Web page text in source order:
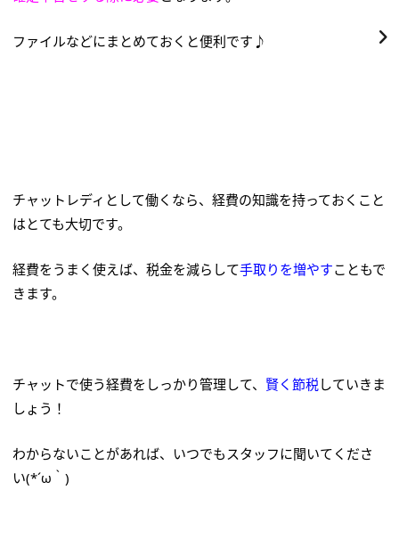
ファイルなどにまとめておくと便利です♪
チャットレディとして働くなら、経費の知識を持っておくこと
はとても大切です。
経費をうまく使えば、税金を減らして手取りを増やすこともで
きます。
チャットで使う経費をしっかり管理して、 賢く節税 していきま
しょう！
わからないことがあれば、いつでもスタッフに聞いてくださ
い(*´ω｀)